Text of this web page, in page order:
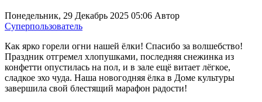
Понедельник, 29 Декабрь 2025 05:06 Автор
Суперпользователь
Как ярко горели огни нашей ёлки! Спасибо за волшебство!
Праздник отгремел хлопушками, последняя снежинка из
конфетти опустилась на пол, и в зале ещё витает лёгкое,
сладкое эхо чуда. Наша новогодняя ёлка в Доме культуры
завершила свой блестящий марафон радости!